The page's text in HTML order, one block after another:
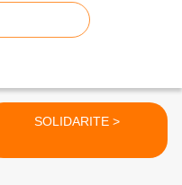
SOLIDARITE >